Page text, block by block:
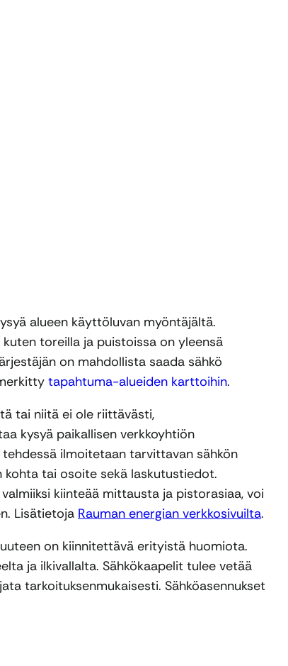
alueen käyttöluvan myöntäjältä.
toreilla ja puistoissa on yleensä
on mahdollista saada sähkö
tapahtuma-alueiden karttoihin.
tai niitä ei ole riittävästi,
kysyä paikallisen verkkoyhtiön
tehdessä ilmoitetaan tarvittavan sähkön
tai osoite sekä laskutustiedot.
kiinteää mittausta ja pistorasiaa, voi
Lisätietoja Rauman energian verkkosivuilta.
on kiinnitettävä erityistä huomiota.
ja ilkivallalta. Sähkökaapelit tulee vetää
tarkoituksenmukaisesti. Sähköasennukset